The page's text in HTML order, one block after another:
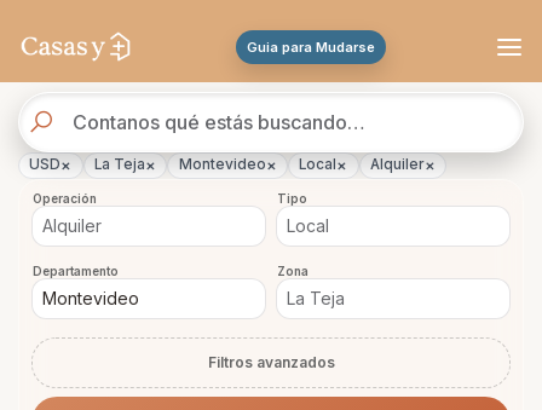
Guia para Mudarse
de
propiedades
USD× La Teja× Montevideo× Local × Alquiler×
Operación Tipo
Departamento Zona
Filtros avanzados